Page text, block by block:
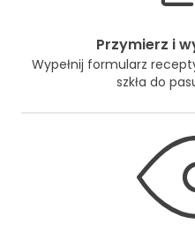
Przymierz i
Wypełnij formularz
szkła do